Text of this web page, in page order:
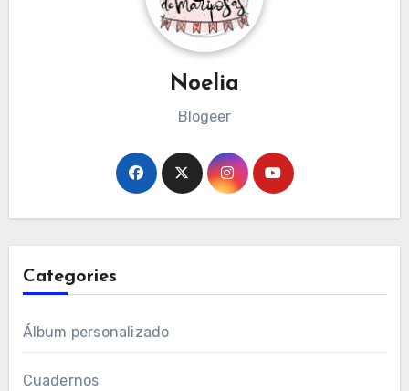
Noelia
Blogeer
Categories
Álbum personalizado
Cuadernos